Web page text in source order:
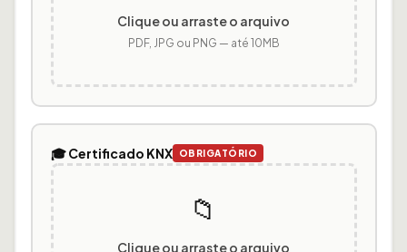
Clique ou arraste o arquivo
PDF, JPG ou PNG — até 10MB
🎓 Certificado KNX OBRIGATÓRIO
📁
Clique ou arraste o arquivo